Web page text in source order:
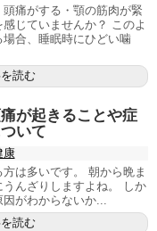
痛がする・顎の筋肉が緊
じていませんか？ このよ
合、睡眠時にひどい噛
読む
が起きることや症
いて
康
は多いです。 朝から晩ま
んざりしますよね。 しか
因がわからないか...
読む